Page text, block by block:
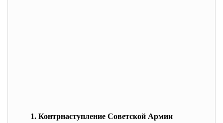
1. Контрнаступление Советской Армии